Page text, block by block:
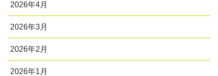
2026年4月
2026年3月
2026年2月
2026年1月